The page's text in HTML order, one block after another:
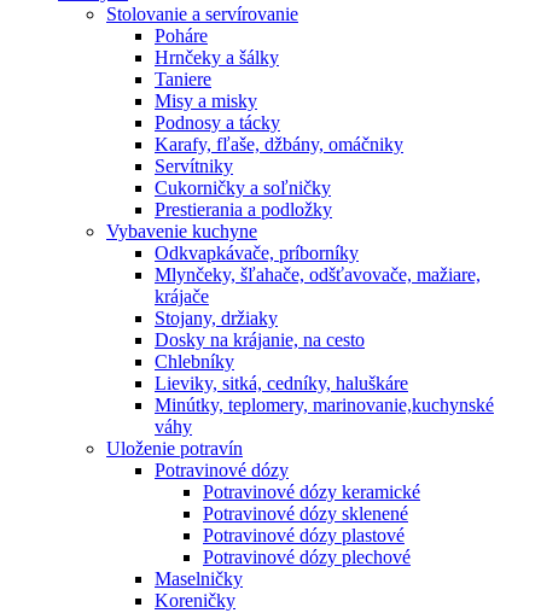
Stolovanie a servírovanie
Poháre
Hrnčeky a šálky
Taniere
Misy a misky
Podnosy a tácky
Karafy, fľaše, džbány, omáčniky
Servítniky
Cukorničky a soľničky
Prestierania a podložky
Vybavenie kuchyne
Odkvapkávače, príborníky
Mlynčeky, šľahače, odšťavovače, mažiare,
krájače
Stojany, držiaky
Dosky na krájanie, na cesto
Chlebníky
Lieviky, sitká, cedníky, haluškáre
Minútky, teplomery, marinovanie,kuchynské
váhy
Uloženie potravín
Potravinové dózy
Potravinové dózy keramické
Potravinové dózy sklenené
Potravinové dózy plastové
Potravinové dózy plechové
Maselničky
Koreničky